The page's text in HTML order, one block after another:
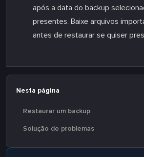
após a data do backup
presentes. Baixe arquivos
antes de restaurar se quiser
Nesta página
Restaurar um backup
Solução de problemas